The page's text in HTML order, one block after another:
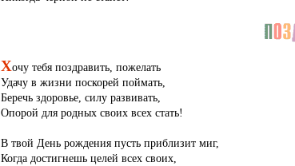
Хочу тебя поздравить, пожелать
Удачу в жизни поскорей поймать,
Беречь здоровье, силу развивать,
Опорой для родных своих всех стать!
В твой День рождения пусть приблизит миг,
Когда достигнешь целей всех своих,